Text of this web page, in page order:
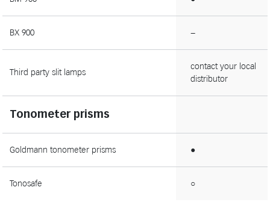
BX 900 −
Third party slit lamps
contact your local
distributor
Tonometer prisms
Goldmann tonometer prisms ●
Tonosafe ○